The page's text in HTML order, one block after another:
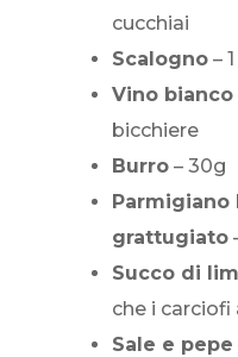
cucchiai
Scalogno – 1
Vino bianco
bicchiere
Burro – 30g
Parmigiano
grattugiato
Succo di
che i carciofi
Sale e pepe